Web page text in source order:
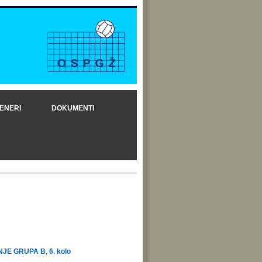
DOKUMENTI
GRUPA B, 6. kolo